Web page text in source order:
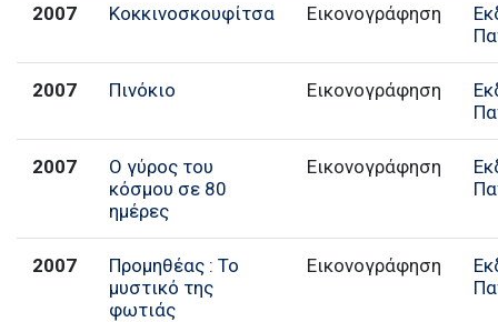
2007 Κοκκινοσκουφίτσα Εικονογράφηση
2007 Πινόκιο Εικονογράφηση
2007
Ο γύρος του
κόσμου σε 80
ημέρες
Εικονογράφηση
2007
Προμηθέας : Το
μυστικό της
φωτιάς
Εικονογράφηση